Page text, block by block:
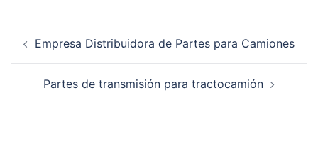
de Empresa Distribuidora de Partes para Camiones
Partes de transmisión para tractocamión